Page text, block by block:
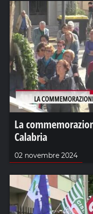
La
Calabria
02 novembre 2024